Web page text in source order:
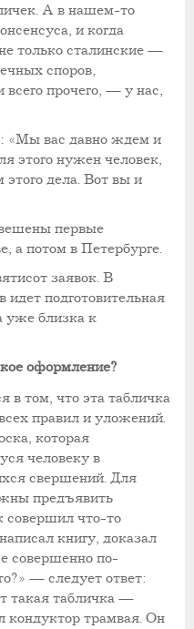
А в нашем-то
и когда
только сталинские —
споров,
прочего, — у нас,
«Мы вас давно ждем и
этого нужен человек,
этого дела. Вот вы и
первые
а потом в Петербурге.
заявок. В
идет подготовительная
уже близка к
оформление?
том, что эта табличка
правил и уложений.
которая
человеку в
свершений. Для
предъявить
совершил что-то
книгу, доказал
совершенно по-
— следует ответ:
такая табличка —
кондуктор трамвая. Он